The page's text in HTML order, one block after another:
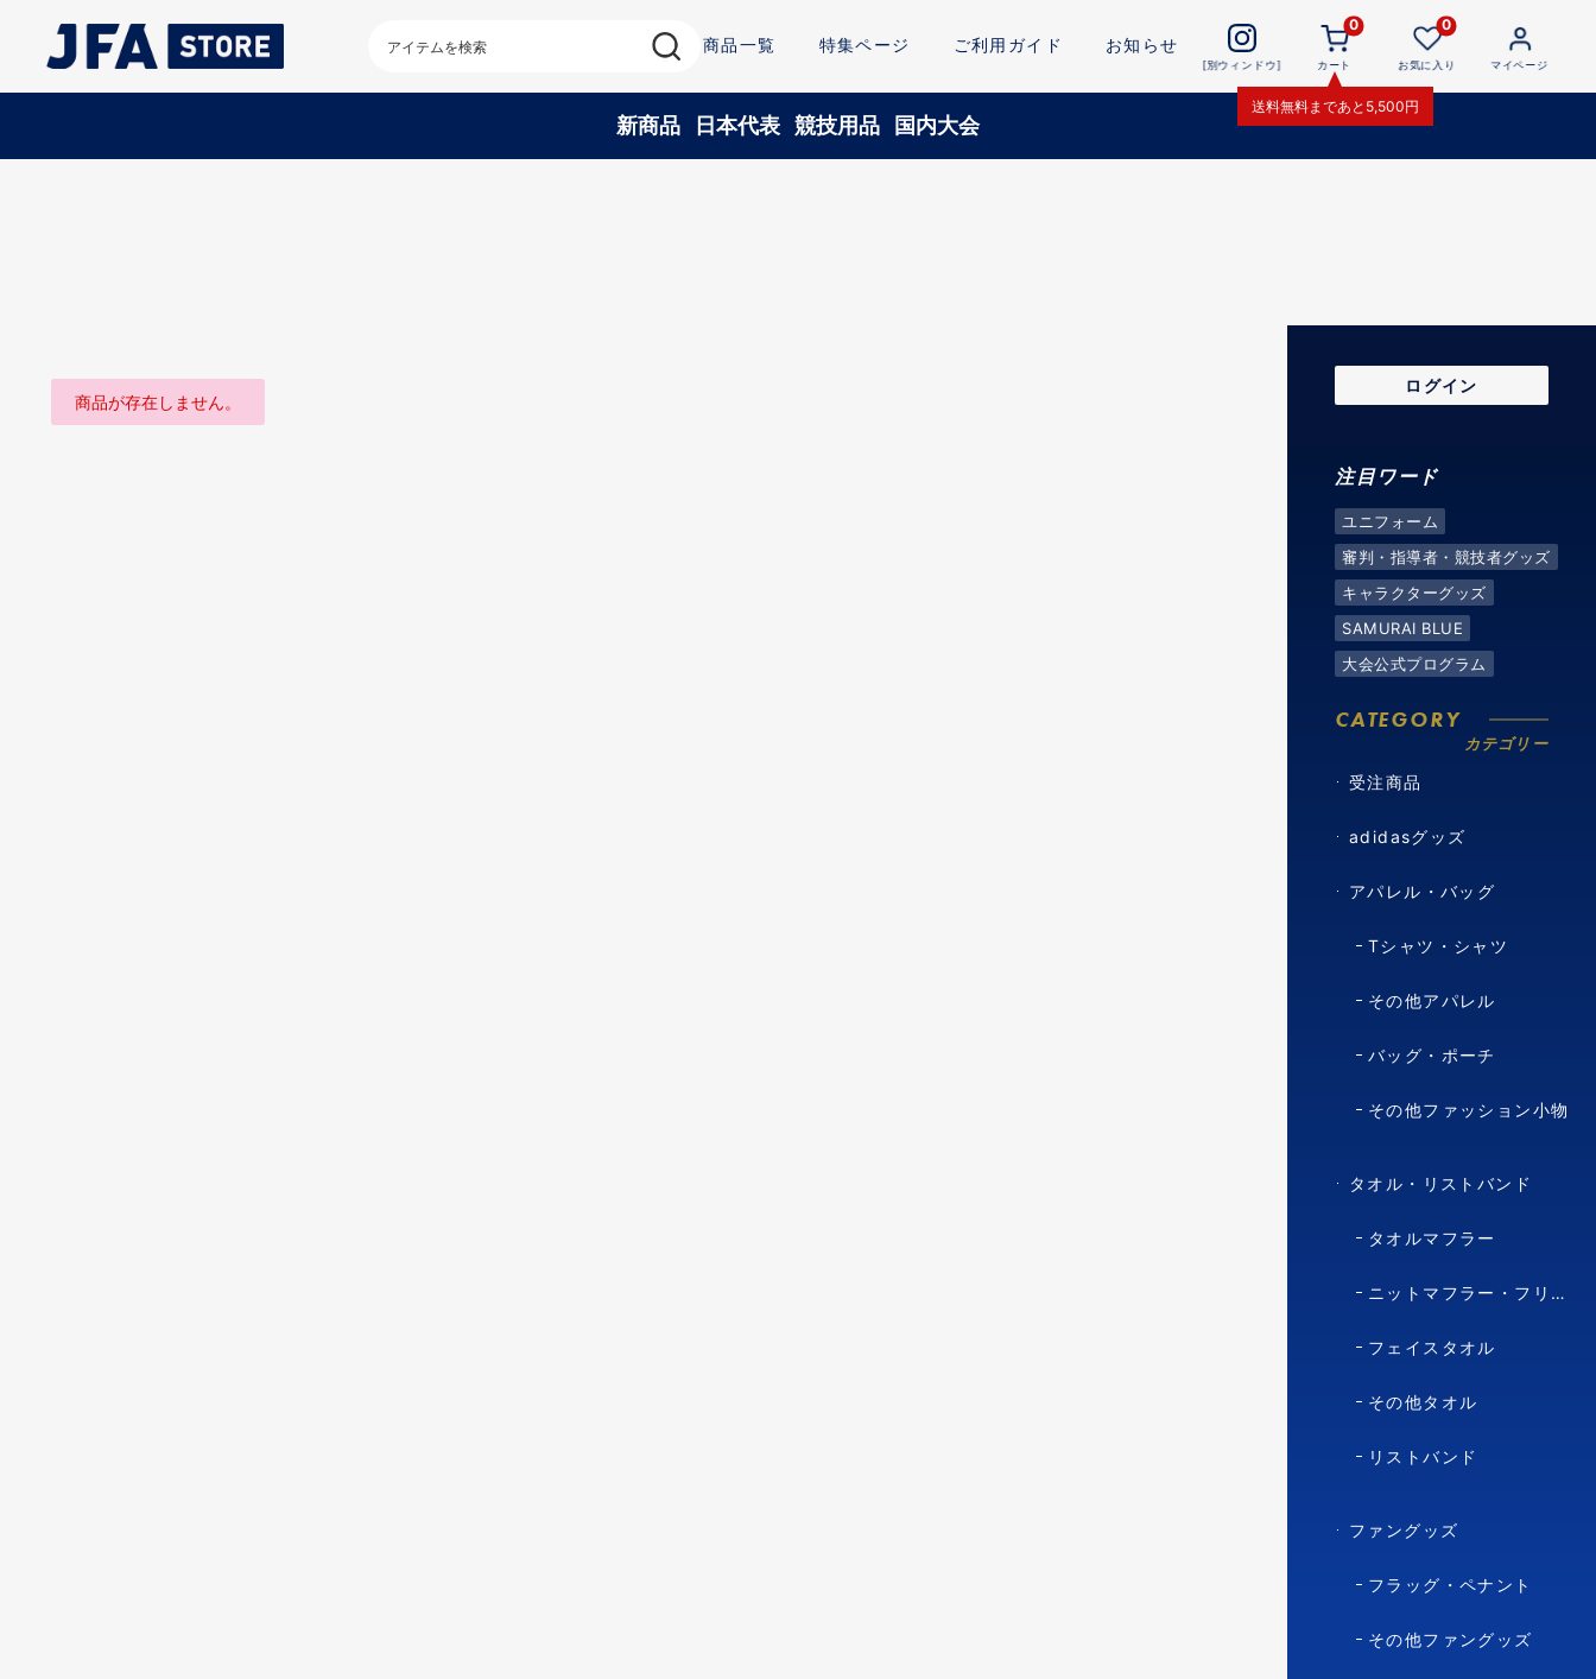
商品一覧 特集ページ ご利用ガイド お知らせ
[別ウィンドウ]
0
カート
送料無料まであと 5,500円
0
お気に入り マイページ
新商品 日本代表 競技用品 国内大会
商品が存在しません。
ログイン
注目ワード
ユニフォーム
審判・指導者・競技者グッズ
キャラクターグッズ
SAMURAI BLUE
大会公式プログラム
CATEGORY
カテゴリー
受注商品
adidasグッズ
アパレル・バッグ
Tシャツ・シャツ
その他アパレル
バッグ・ポーチ
その他ファッション小物
タオル・リストバンド
タオルマフラー
ニットマフラー・フリースマフラー
フェイスタオル
その他タオル
リストバンド
ファングッズ
フラッグ・ペナント
その他ファングッズ